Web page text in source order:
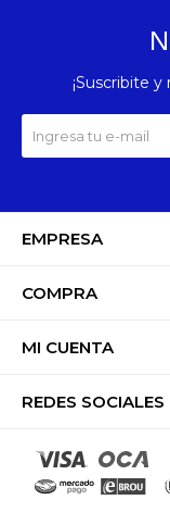
EMPRESA
COMPRA
MI CUENTA
REDES SOCIALES
¡Suscribite